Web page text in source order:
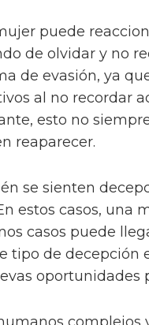
puede
de olvidar y no
de evasión, ya
al no recordar
esto no
reaparecer.
se sienten
estos casos, una
casos puede
tipo de decepción
oportunidades